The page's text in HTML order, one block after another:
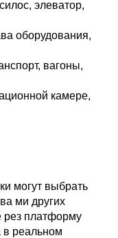
элеватор,
оборудования,
вагоны,
камере,
могут выбрать
ми других
рез платформу
в реальном